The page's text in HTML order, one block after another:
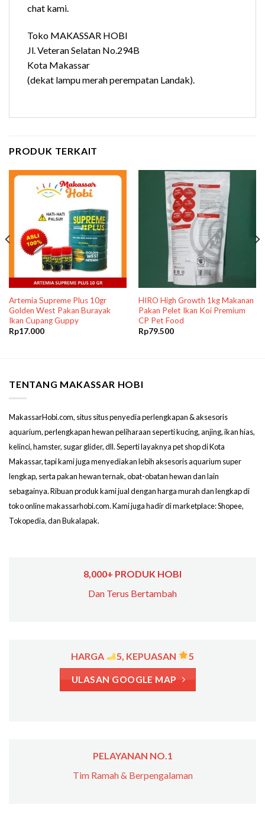
chat kami.
Toko MAKASSAR HOBI
Jl. Veteran Selatan No.294B
Kota Makassar
(dekat lampu merah perempatan Landak).
PRODUK TERKAIT
Artemia Supreme Plus 10gr
Golden West Pakan Burayak
Ikan Cupang Guppy
Rp17.000
HIRO High Growth 1kg Makanan
Pakan Pelet Ikan Koi Premium
CP Pet Food
Rp79.500
TENTANG MAKASSAR HOBI
MakassarHobi.com, situs situs penyedia perlengkapan & aksesoris
aquarium, perlengkapan hewan peliharaan seperti kucing, anjing, ikan hias,
kelinci, hamster, sugar glider, dll. Seperti layaknya pet shop di Kota
Makassar, tapi kami juga menyediakan lebih aksesoris aquarium super
lengkap, serta pakan hewan ternak, obat-obatan hewan dan lain
sebagainya. Ribuan produk kami jual dengan harga murah dan lengkap di
toko online makassarhobi.com. Kami juga hadir di marketplace: Shopee,
Tokopedia, dan Bukalapak.
8,000+ PRODUK HOBI
Dan Terus Bertambah
HARGA 5, KEPUASAN 5
ULASAN GOOGLE MAP
PELAYANAN NO.1
Tim Ramah & Berpengalaman